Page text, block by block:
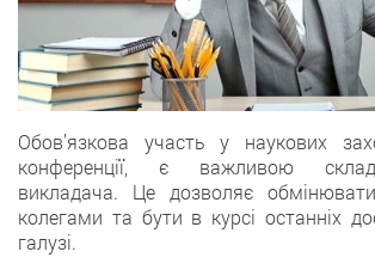
Обов’язкова участь у наукових
конференції, є важливою
викладача. Це дозволяє
колегами та бути в курсі останніх
галузі.